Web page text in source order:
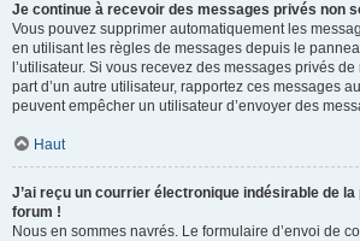
Je continue à recevoir des messages privés non
Vous pouvez supprimer automatiquement les
en utilisant les règles de messages depuis le
l’utilisateur. Si vous recevez des messages privés
part d’un autre utilisateur, rapportez ces messages
peuvent empêcher un utilisateur d’envoyer des
Haut
J’ai reçu un courrier électronique indésirable de la
forum !
Nous en sommes navrés. Le formulaire d’envoi de